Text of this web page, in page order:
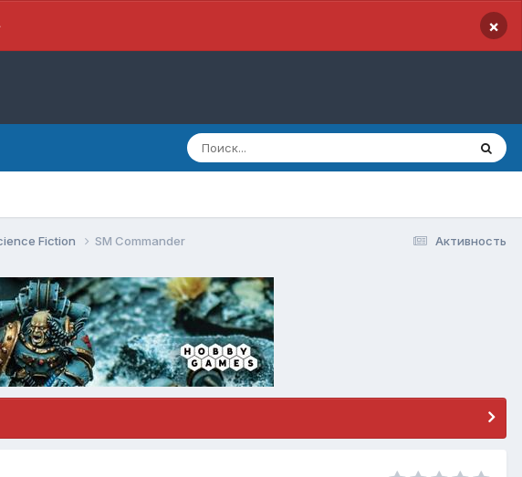
×
Активность
Fiction SM Commander